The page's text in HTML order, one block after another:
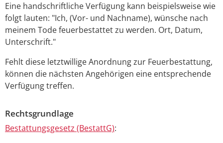
Eine handschriftliche Verfügung kann beispielsweise wie
folgt lauten: "Ich, (Vor- und Nachname), wünsche nach
meinem Tode feuerbestattet zu werden. Ort, Datum,
Unterschrift."
Fehlt diese letztwillige Anordnung zur Feuerbestattung,
können die nächsten Angehörigen eine entsprechende
Verfügung treffen.
Rechtsgrundlage
Bestattungsgesetz (BestattG):